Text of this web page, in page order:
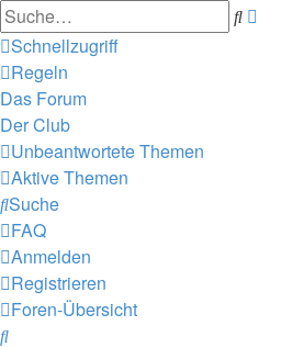
Suche
Schnellzugriff
Regeln
Das Forum
Der Club
Unbeantwortete Themen
Aktive Themen
Suche
FAQ
Anmelden
Registrieren
Foren-Übersicht
Suche